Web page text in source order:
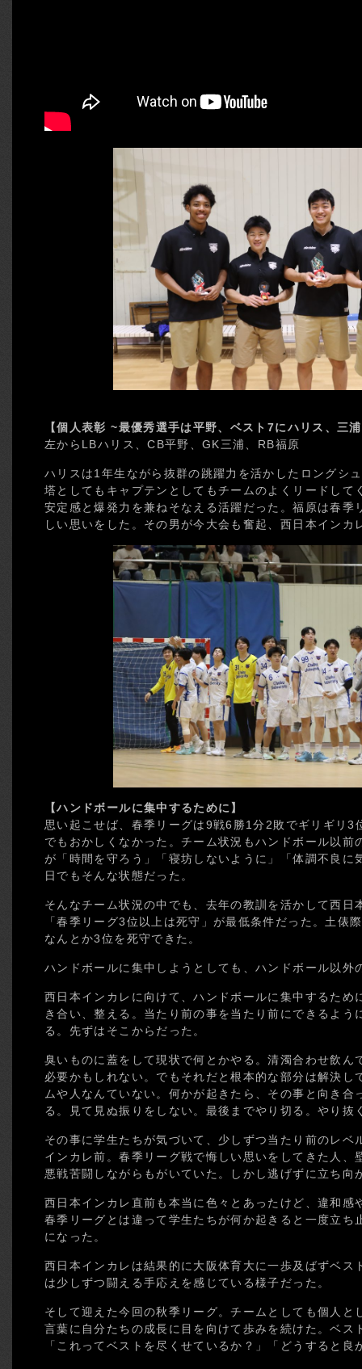
【個人表彰 ~最優秀選手は平野、ベスト7にハリス、三
左からLBハリス、CB平野、GK三浦、RB福原
ハリスは1年生ながら抜群の跳躍力を活かしたロングシ
塔としてもキャプテンとしてもチームのよくリードして
安定感と爆発力を兼ねそなえる活躍だった。福原は春季
しい思いをした。その男が今大会も奮起、西日本インカ
【ハンドボールに集中するために】
思い起こせば、春季リーグは9戦6勝1分2敗でギリギリ3
でもおかしくなかった。チーム状況もハンドボール以前
が「時間を守ろう」「寝坊しないように」「体調不良に
日でもそんな状態だった。
そんなチーム状況の中でも、去年の教訓を活かして西日
「春季リーグ3位以上は死守」が最低条件だった。土俵
なんとか3位を死守できた。
ハンドボールに集中しようとしても、ハンドボール以外
西日本インカレに向けて、ハンドボールに集中するため
き合い、整える。当たり前の事を当たり前にできるよう
る。先ずはそこからだった。
臭いものに蓋をして現状で何とかやる。清濁合わせ飲ん
必要かもしれない。でもそれだと根本的な部分は解決し
ムや人なんていない。何かが起きたら、その事と向き合
る。見て見ぬ振りをしない。最後までやり切る。やり抜
その事に学生たちが気づいて、少しずつ当たり前のレベ
インカレ前。春季リーグ戦で悔しい思いをしてきた人、
悪戦苦闘しながらもがいていた。しかし逃げずに立ち向
西日本インカレ直前も本当に色々とあったけど、違和感
春季リーグとは違って学生たちが何か起きると一度立ち
になった。
西日本インカレは結果的に大阪体育大に一歩及ばずベス
は少しずつ闘える手応えを感じている様子だった。
そして迎えた今回の秋季リーグ。チームとしても個人と
言葉に自分たちの成長に目を向けて歩みを続けた。ベス
「これってベストを尽くせているか？」「どうすると